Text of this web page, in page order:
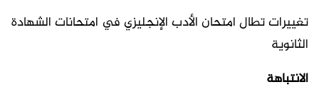
تغييرات تطال امتحان الأدب الإنجليزي في امتحانات الشهادة
الثانوية
الانتباهة